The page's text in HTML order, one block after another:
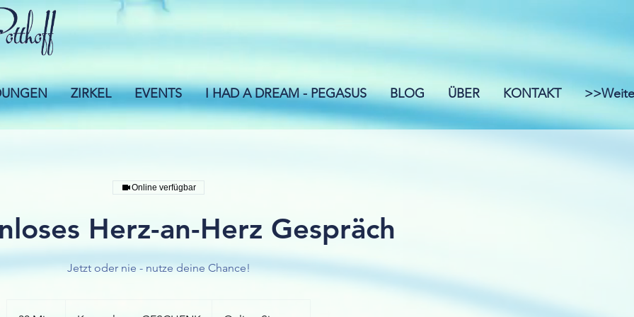
ZIRKEL EVENTS I HAD A DREAM - PEGASUS BLOG ÜBER KONTAKT
Online verfügbar
Herz-an-Herz Gespräch
Jetzt oder nie - nutze deine Chance!